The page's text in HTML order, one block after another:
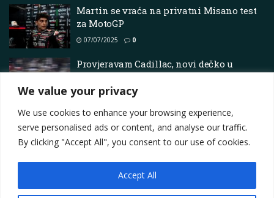
We value your privacy
We use cookies to enhance your browsing experience,
serve personalised ads or content, and analyse our traffic.
By clicking "Accept All", you consent to our use of cookies.
Accept All
Martin se vraća na privatni Misano test
za MotoGP
07/07/2025 0
Provjeravam Cadillac, novi dečko u
kvartu. Plus: Vaša predviđanja za sezonu,
otkriveno.
Contact
Privacy Policy
Terms Marketing i oglašavanje